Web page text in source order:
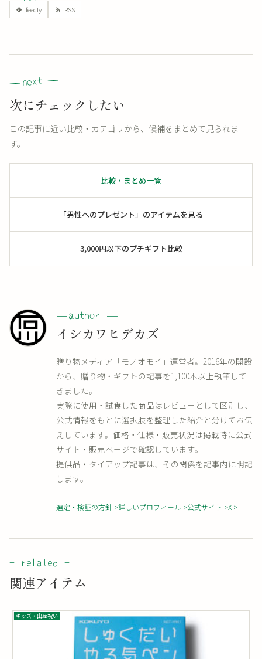
次にチェックしたい
この記事に近い比較・カテゴリから、候補をまとめて見られま
す。
比較・まとめ一覧
「男性へのプレゼント」のアイテムを見る
3,000円以下のプチギフト比較
イシカワヒデカズ
贈り物メディア「モノオモイ」運営者。2016年の開設
から、贈り物・ギフトの記事を1,100本以上執筆して
きました。
実際に使用・試食した商品はレビューとして区別し、
公式情報をもとに選択肢を整理した紹介と分けてお伝
えしています。価格・仕様・販売状況は掲載時に公式
サイト・販売ページで確認しています。
提供品・タイアップ記事は、その関係を記事内に明記
します。
選定・検証の方針 詳しいプロフィール 公式サイト X
関連アイテム
キッズ・出産祝い